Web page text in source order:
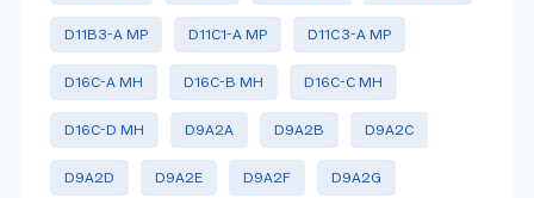
D11B3-A MP D11C1-A MP D11C3-A MP
D16C-A MH D16C-B MH D16C-C MH
D16C-D MH D9A2A D9A2B D9A2C
D9A2D D9A2E D9A2F D9A2G